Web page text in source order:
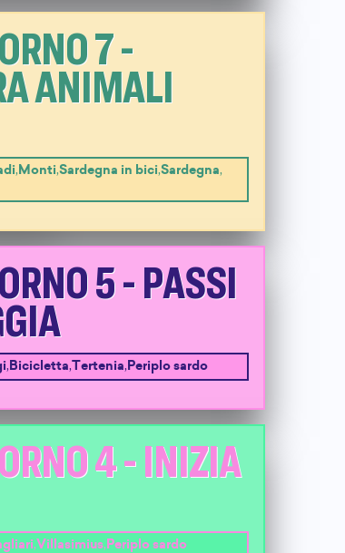
7 -
ANIMALI
, Monti,Sardegna in bici,Sardegna,
5 - PASSI
, Bicicletta,Tertenia, Periplo sardo
4 - INIZIA
,Villasimius, Periplo sardo